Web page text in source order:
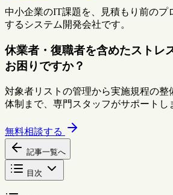
中小企業のIT課題を、見積もり前のプ
するシステム開発会社です。
休業者・復職者を含めたストレ
お困りですか？
対象者リストの管理から実施規程の整
体制まで、専門スタッフがサポートし
無料相談する
記事一覧へ
目次